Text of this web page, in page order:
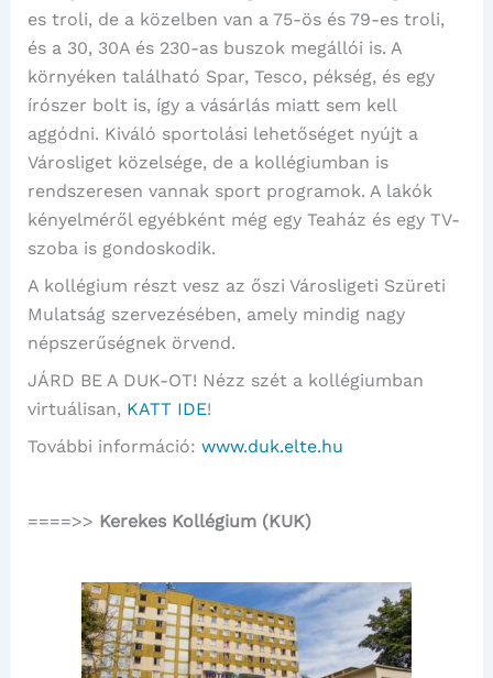
es troli, de a közelben van a 75-ös és 79-es troli,
és a 30, 30A és 230-as buszok megállói is. A
környéken található Spar, Tesco, pékség, és egy
írószer bolt is, így a vásárlás miatt sem kell
aggódni. Kiváló sportolási lehetőséget nyújt a
Városliget közelsége, de a kollégiumban is
rendszeresen vannak sport programok. A lakók
kényelméről egyébként még egy Teaház és egy TV-
szoba is gondoskodik.
A kollégium részt vesz az őszi Városligeti Szüreti
Mulatság szervezésében, amely mindig nagy
népszerűségnek örvend.
JÁRD BE A DUK-OT! Nézz szét a kollégiumban
virtuálisan, KATT IDE!
További információ: www.duk.elte.hu
====>> Kerekes Kollégium (KUK)